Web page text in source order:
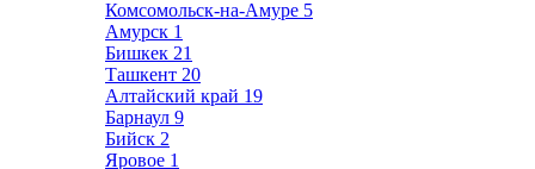
Комсомольск-на-Амуре 5
Амурск 1
Бишкек 21
Ташкент 20
Алтайский край 19
Барнаул 9
Бийск 2
Яровое 1